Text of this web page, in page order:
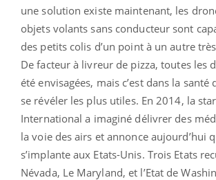
une solution existe maintenant, les
objets volants sans conducteur sont
des petits colis d’un point à un autre
De facteur à livreur de pizza, toutes les
été envisagées, mais c’est dans la santé
se révéler les plus utiles. En 2014, la
International a imaginé délivrer des
la voie des airs et annonce aujourd’hui
s’implante aux Etats-Unis. Trois Etats
Névada, Le Maryland, et l’Etat de